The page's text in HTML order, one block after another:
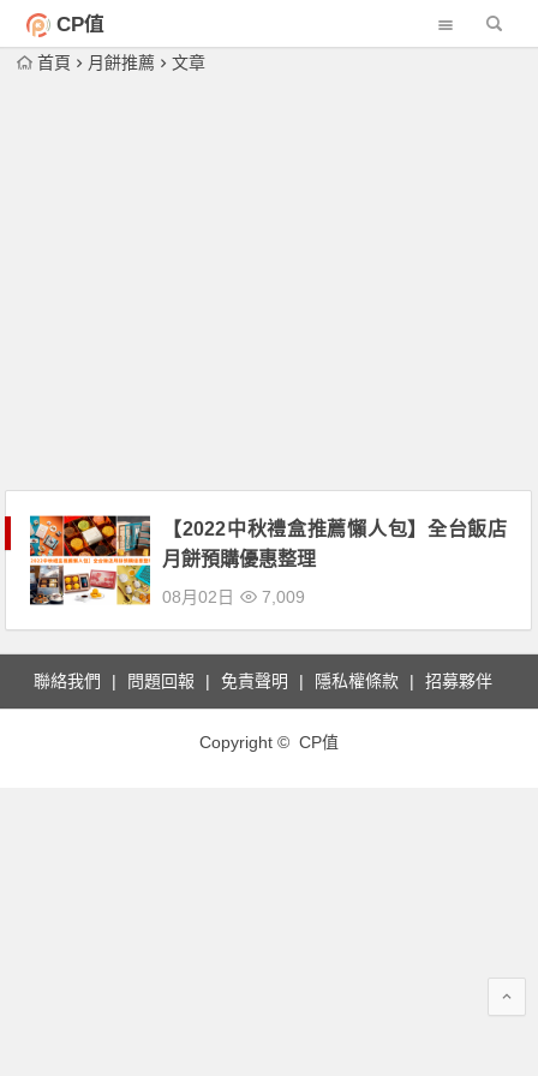
CP值
首頁 月餅推薦 文章
【2022中秋禮盒推薦懶人包】全台飯店
月餅預購優惠整理
08月02日 7,009
聯絡我們 問題回報 免責聲明 隱私權條款 招募夥伴
Copyright © CP值